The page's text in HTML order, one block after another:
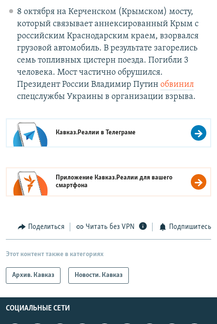
8 октября на Керченском (Крымском) мосту,
который связывает аннексированный Крым с
российским Краснодарским краем, взорвался
грузовой автомобиль. В результате загорелись
семь топливных цистерн поезда. Погибли 3
человека. Мост частично обрушился.
Президент России Владимир Путин обвинил
спецслужбы Украины в организации взрыва.
Кавказ.Реалии вТелеграме
Приложение Кавказ.Реалии для вашего
смартфона
Поделиться Читать без VPN Подпишитесь
Этот контент также в категориях
Архив. Кавказ Новости. Кавказ
СОЦИАЛЬНЫЕ СЕТИ